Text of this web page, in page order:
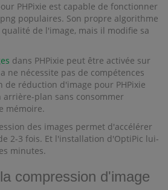
PHPixie est capable de fonctionner
populaires. Son propre algorithme
de l'image, mais il modifie sa
dans PHPixie peut être activée sur
ne nécessite pas de compétences
de réduction d'image pour PHPixie
plan sans consommer
mémoire.
des images permet d'accélérer
2-3 fois. Et l'installation d'OptiPic lui-
minutes.
compression d'image